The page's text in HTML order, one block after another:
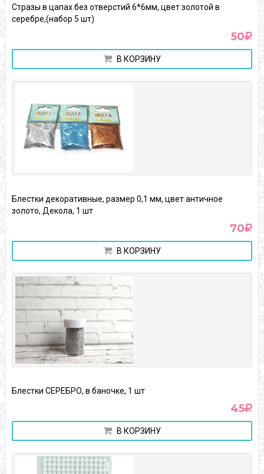
Стразы в цапах без отверстий 6*6мм, цвет золотой в
серебре,(набор 5 шт)
50
В КОРЗИНУ
Блестки декоративные, размер 0,1 мм, цвет античное
золото, Декола, 1 шт
70
В КОРЗИНУ
Блестки СЕРЕБРО, в баночке, 1 шт
45
В КОРЗИНУ